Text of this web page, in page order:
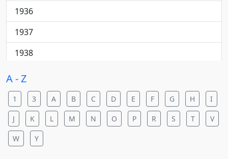
College rock
Country
Country pop
Dance
Dance pop
Dance rock
1936
1937
1938
1940
1941
1942
1943
A - Z
1 3 A B C D E F G H I
J K L M N O P R S T V
W Y